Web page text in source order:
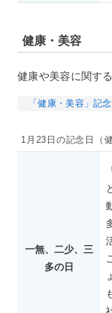
健康・美容
健康や美容に関す
「健康・美容」記
1月23日の記念日（
一無、二少、三
多の日